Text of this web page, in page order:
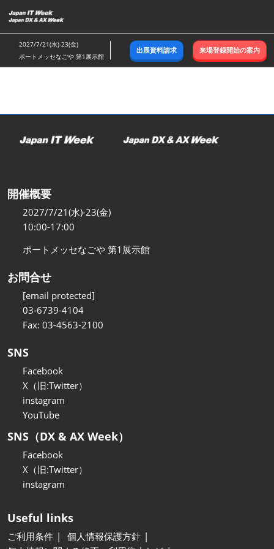
キ
ッ
し
む
2027/7/21(水)-23(金)
ポートメッセなごや 第1展示館
出展資料請求 来場登録開始の案内
開催概要
2027/7/21(水)-23(金)
10:00-17:00
ポートメッセなごや 第1展示館
お問合せ
[email protected]
03-6739-4104
Fax: 03-4563-2100
SNS
Facebook
X（旧:Twitter）
instagram
YouTube
SNS（DX & AX Week）
Facebook
X（旧:Twitter）
instagram
Useful links
ご利用条件
個人情報保護方針